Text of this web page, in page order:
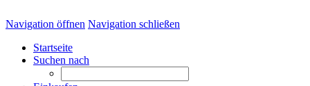
Navigation öffnen Navigation schließen
Startseite
Suchen nach